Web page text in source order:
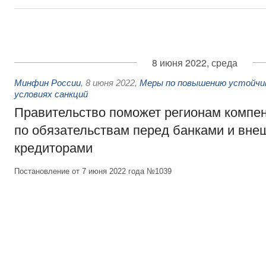
8 июня 2022, среда
Минфин России, 8 июня 2022, Меры по повышению
условиях санкций
Правительство поможет регионам
по обязательствам перед банками и
кредиторами
Постановление от 7 июня 2022 года №1039